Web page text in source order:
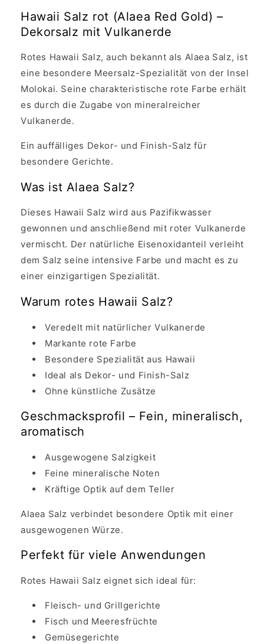
rot
-
Red
Gold
50g
rot
-
Red
Gold
50g
Hawaii Salz rot (Alaea Red Gold) –
Dekorsalz mit Vulkanerde
Rotes Hawaii Salz, auch bekannt als Alaea Salz, ist
eine besondere Meersalz-Spezialität von der Insel
Molokai. Seine charakteristische rote Farbe erhält
es durch die Zugabe von mineralreicher
Vulkanerde.
Ein auffälliges Dekor- und Finish-Salz für
besondere Gerichte.
Was ist Alaea Salz?
Dieses Hawaii Salz wird aus Pazifikwasser
gewonnen und anschließend mit roter Vulkanerde
vermischt. Der natürliche Eisenoxidanteil verleiht
dem Salz seine intensive Farbe und macht es zu
einer einzigartigen Spezialität.
Warum rotes Hawaii Salz?
Veredelt mit natürlicher Vulkanerde
Markante rote Farbe
Besondere Spezialität aus Hawaii
Ideal als Dekor- und Finish-Salz
Ohne künstliche Zusätze
Geschmacksprofil – Fein, mineralisch,
aromatisch
Ausgewogene Salzigkeit
Feine mineralische Noten
Kräftige Optik auf dem Teller
Alaea Salz verbindet besondere Optik mit einer
ausgewogenen Würze.
Perfekt für viele Anwendungen
Rotes Hawaii Salz eignet sich ideal für:
Fleisch- und Grillgerichte
Fisch und Meeresfrüchte
Gemüsegerichte